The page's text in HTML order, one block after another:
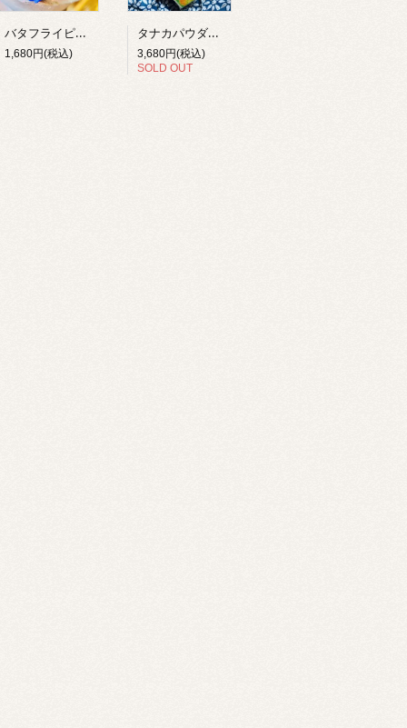
バタフライピーフラワー（アンチャン）シャンプーorコンディショナー
1,680円(税込)
タナカパウダー 6個入り
3,680円(税込)
SOLD OUT